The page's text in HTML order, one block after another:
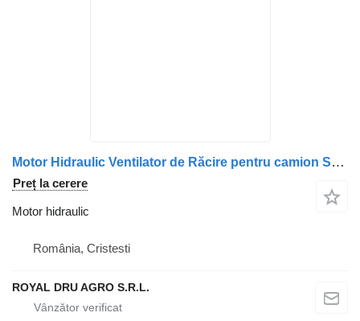
Motor Hidraulic Ventilator de Răcire pentru camion Scania 1853889, 2032381, 2196418
Preț la cerere
Motor hidraulic
România, Cristesti
ROYAL DRU AGRO S.R.L.